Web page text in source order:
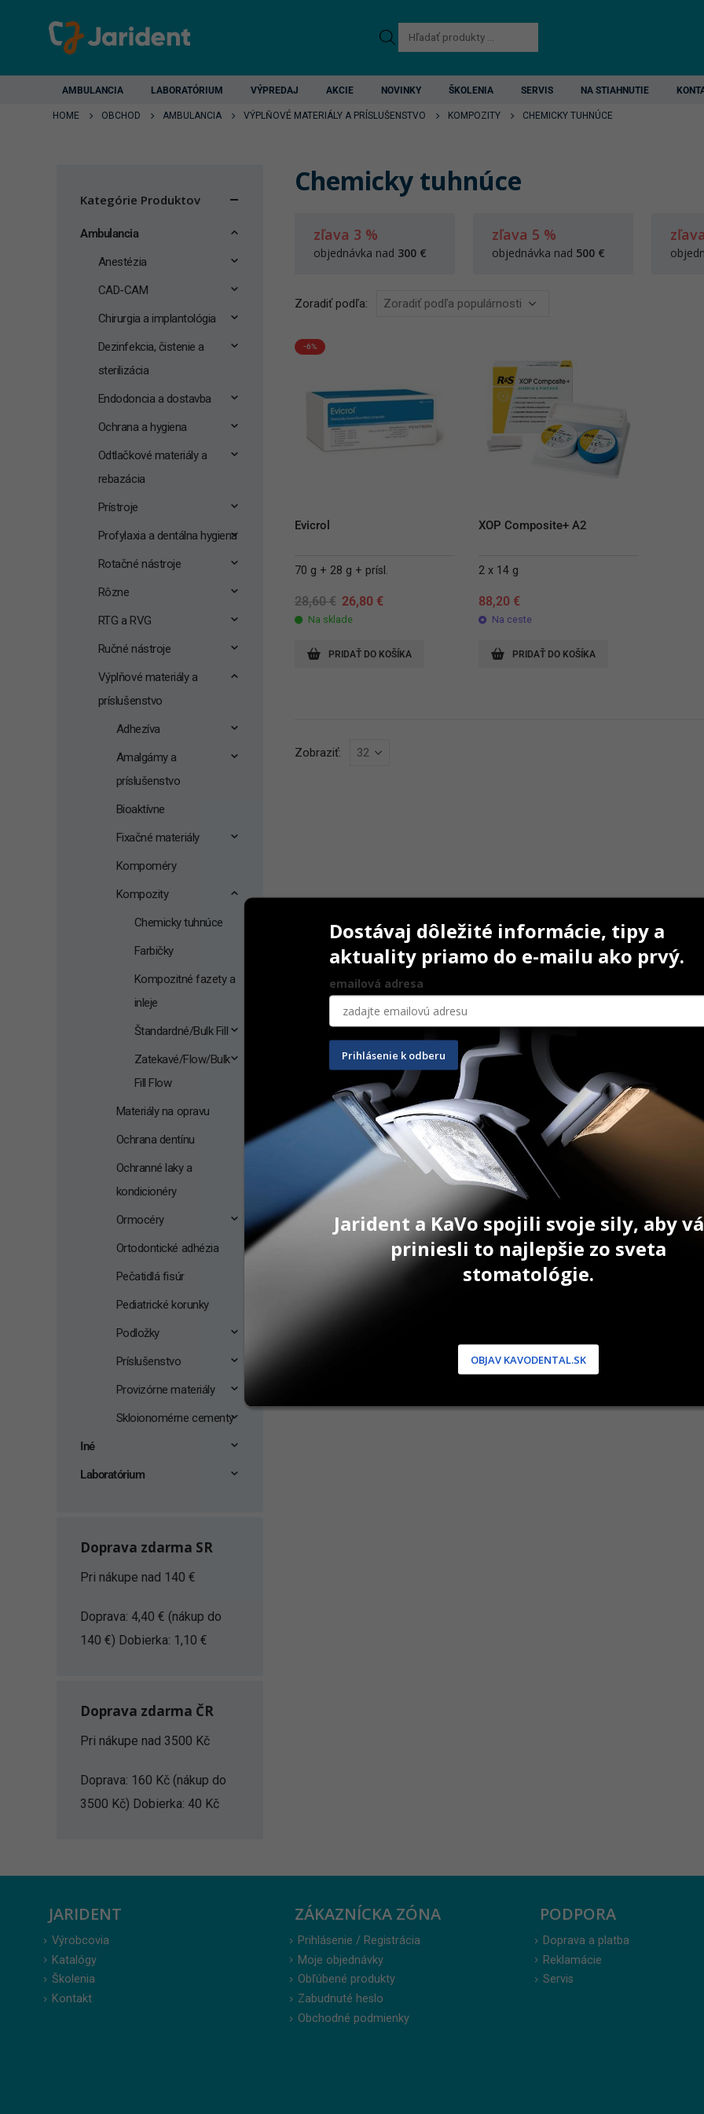
Products
search
AMBULANCIA LABORATÓRIUM VÝPREDAJ AKCIE NOVINKY ŠKOLENIA SERVIS NA STIAHNUTIE
HOME OBCHOD AMBULANCIA VÝPLŇOVÉ MATERIÁLY A PRÍSLUŠENSTVO KOMPOZITY CHEMICKY TUHNÚCE
Chemicky tuhnúce
zľava 3 %
objednávka nad 300 €
zľava 5 %
objednávka nad 500 €
Zoradiť podľa:
-6%
Evicrol
70 g + 28 g + prísl.
28,60€ Original
price
was:
26,80 €Current
Na sklade
PRIDAŤ DO KOŠÍKA
XOP Composite+ A2
2 x 14 g
88,20 €
Na ceste
PRIDAŤ DO KOŠÍKA
Zobraziť:
Kategórie Produktov
Ambulancia
Anestézia
CAD-CAM
Chirurgia a implantológia
Dezinfekcia, čistenie a
sterilizácia
Endodoncia a dostavba
Ochrana a hygiena
Odtlačkové materiály a
rebazácia
Prístroje
Profylaxia a dentálna hygiena
Rotačné nástroje
Rôzne
RTG a RVG
Ručné nástroje
Výplňové materiály a
príslušenstvo
Adhezíva
Amalgámy a
príslušenstvo
Bioaktívne
Fixačné materiály
Kompoméry
Kompozity
Chemicky tuhnúce
Farbičky
Kompozitné fazety a
inleje
Štandardné/Bulk Fill
Zatekavé/Flow/Bulk
Fill Flow
Materiály na opravu
Ochrana dentínu
Ochranné laky a
kondicionéry
Ormocéry
Ortodontické adhézia
Pečatidlá fisúr
Pediatrické korunky
Podložky
Príslušenstvo
Provizórne materiály
Skloionomérne cementy
Iné
Laboratórium
Doprava zdarma SR
Pri nákupe nad 140 €
Doprava: 4,40 € (nákup do
140 €) Dobierka: 1,10 €
Doprava zdarma ČR
Pri nákupe nad 3500 Kč
Doprava: 160 Kč (nákup do
3500 Kč) Dobierka: 40 Kč
JARIDENT
Výrobcovia
Katalógy
Školenia
Kontakt
ZÁKAZNÍCKA ZÓNA
Prihlásenie / Registrácia
Moje objednávky
Obľúbené produkty
Zabudnuté heslo
Obchodné podmienky
PODPORA
Doprava a platba
Reklamácie
Servis
Dostávaj dôležité informácie, tipy a
aktuality priamo do e-mailu ako prvý.
emailová adresa
Prihlásenie k odberu
Jarident a KaVo spojili svoje sily, aby
priniesli to najlepšie zo sveta
stomatológie.
OBJAV KAVODENTAL.SK